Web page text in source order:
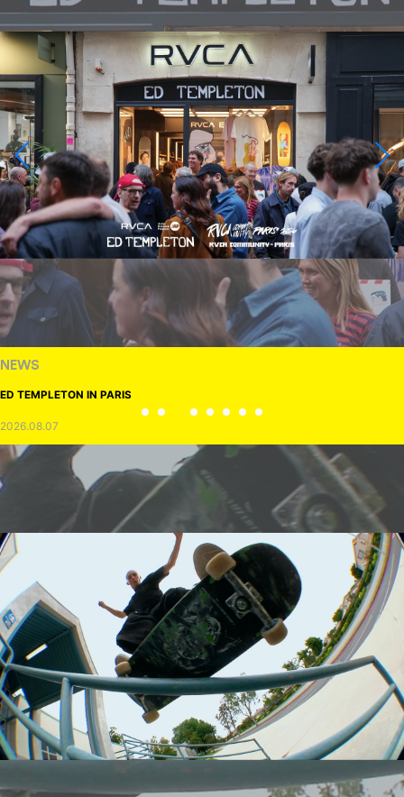
NEWS
ED TEMPLETON IN PARIS
2026.08.07